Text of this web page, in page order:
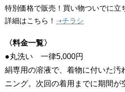
特別価格で販売！買い物ついでに立
詳細はこちら！ ➝チラシ
〈料金一覧〉
●丸洗い 一律5,000円
絹専用の溶液で、着物に付いた汚
ニング。次回の着用までに期間が